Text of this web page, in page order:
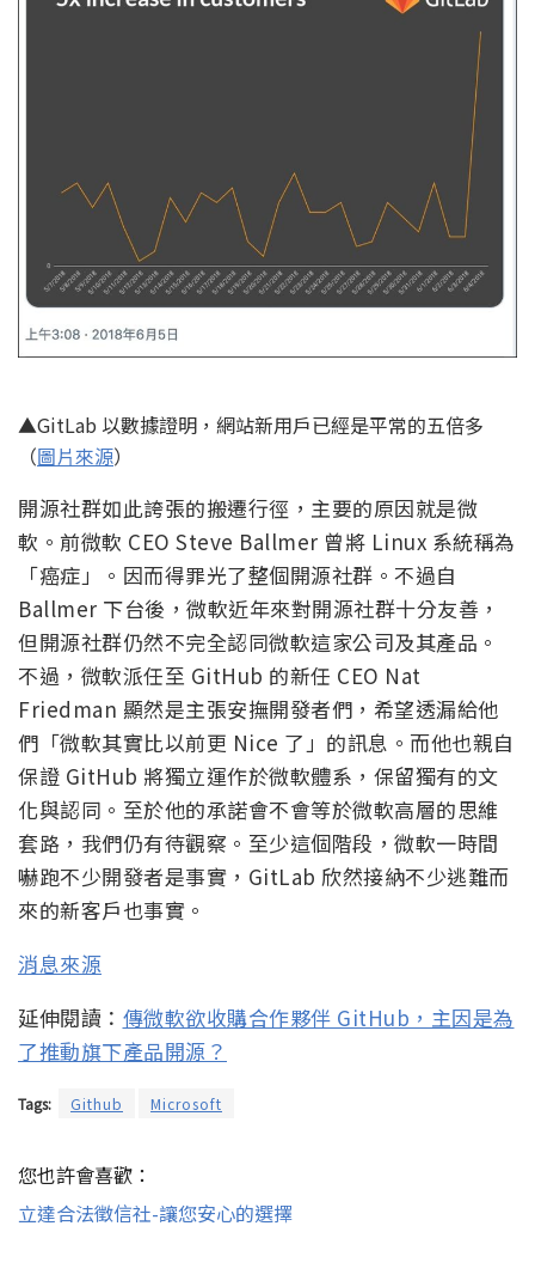
▲GitLab 以數據證明，網站新用戶已經是平常的五倍多
（圖片來源）
開源社群如此誇張的搬遷行徑，主要的原因就是微
軟。前微軟 CEO Steve Ballmer 曾將 Linux 系統稱為
「癌症」。因而得罪光了整個開源社群。不過自
Ballmer 下台後，微軟近年來對開源社群十分友善，
但開源社群仍然不完全認同微軟這家公司及其產品。
不過，微軟派任至 GitHub 的新任 CEO Nat
Friedman 顯然是主張安撫開發者們，希望透漏給他
們「微軟其實比以前更 Nice 了」的訊息。而他也親自
保證 GitHub 將獨立運作於微軟體系，保留獨有的文
化與認同。至於他的承諾會不會等於微軟高層的思維
套路，我們仍有待觀察。至少這個階段，微軟一時間
嚇跑不少開發者是事實，GitLab 欣然接納不少逃難而
來的新客戶也事實。
消息來源
延伸閱讀： 傳微軟欲收購合作夥伴 GitHub，主因是為
了推動旗下產品開源？
Tags: Github Microsoft
您也許會喜歡：
立達合法徵信社-讓您安心的選擇